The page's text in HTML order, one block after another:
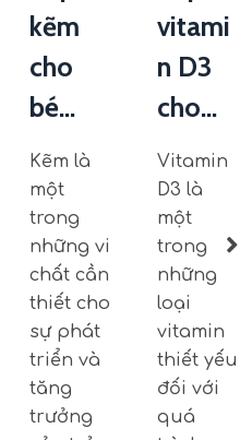
kẽm
cho
bé...
Kẽm là
một
trong
những vi
chất cần
thiết cho
sự phát
triển và
tăng
trưởng
vitami
n D3
cho...
Vitamin
D3 là
một
trong
những
loại
vitamin
thiết yếu
đối với
quá